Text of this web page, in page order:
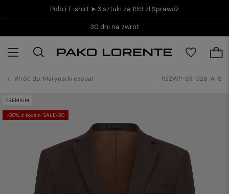
Polo i T-shirt ➤ 3 sztuki za 199 zł Sprawdź
30 dni na zwrot
Wróć do: Marynarki casual P22WP-3X-028-A-S
PREMIUM
-20% z kodem: SALE-20